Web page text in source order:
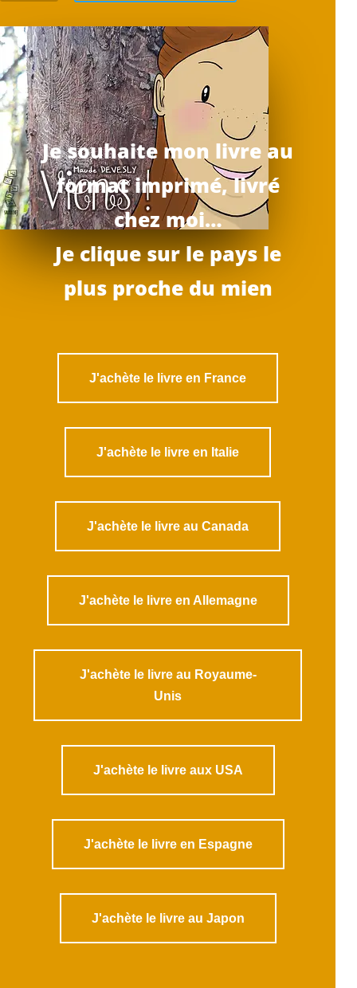
!
Je souhaite mon livre au
format imprimé, livré
chez moi…
Je clique sur le pays le
plus proche du mien
J'achète le livre en France
J'achète le livre en Italie
J'achète le livre au Canada
J'achète le livre en Allemagne
J'achète le livre au Royaume-
Unis
J'achète le livre aux USA
J'achète le livre en Espagne
J'achète le livre au Japon